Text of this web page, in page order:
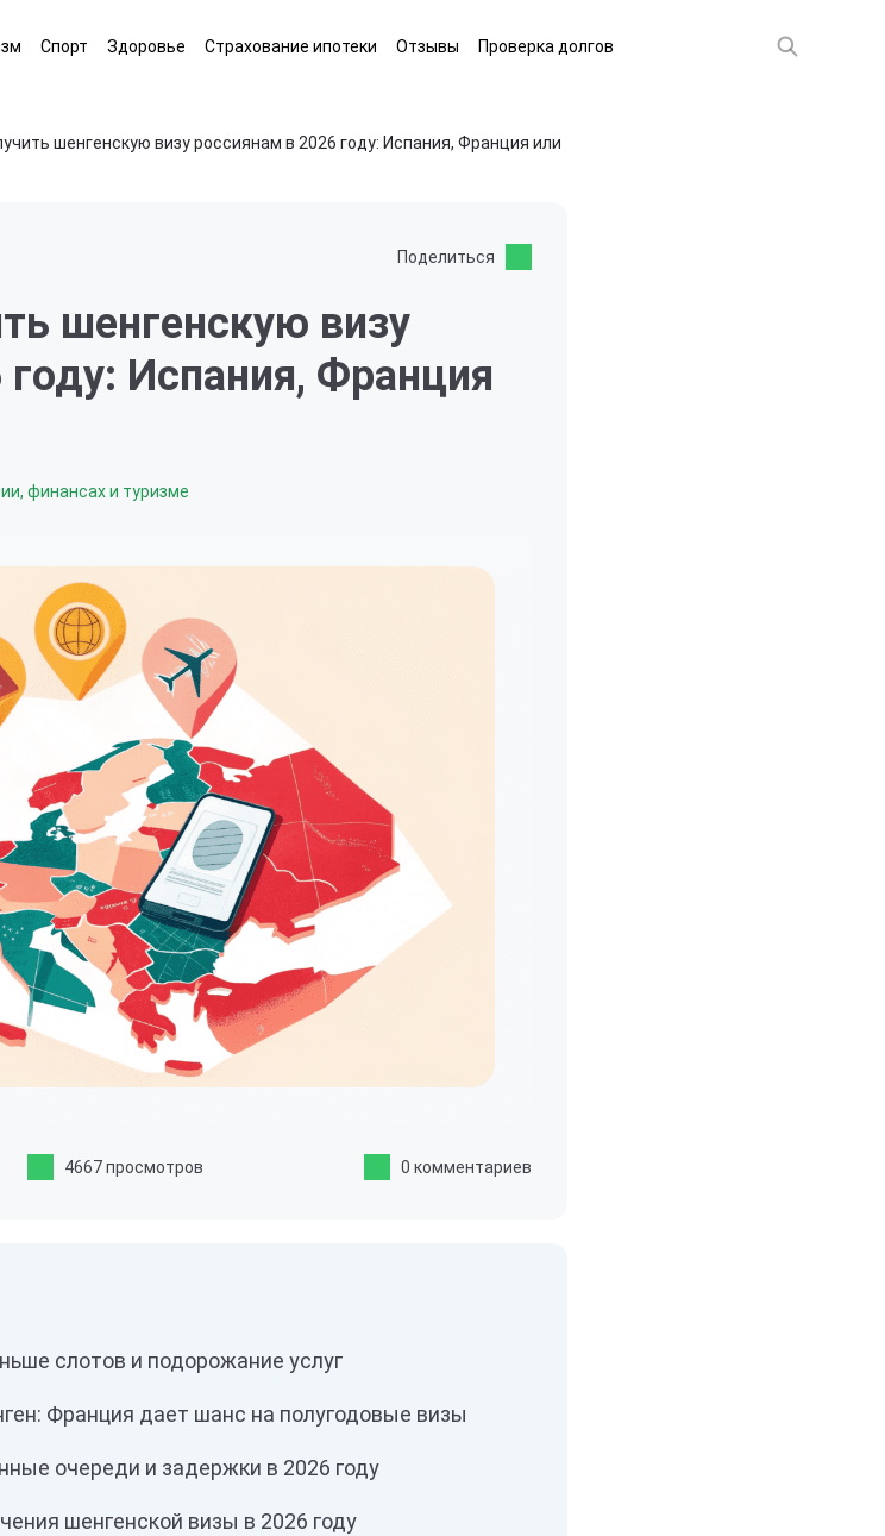
Спорт Здоровье Страхование ипотеки Отзывы Проверка долгов
шенгенскую визу россиянам в 2026 году: Испания, Франция или
Поделиться
шенгенскую визу
Испания, Франция
финансах и туризме
4667 просмотров 0 комментариев
слотов и подорожание услуг
Франция дает шанс на полугодовые визы
очереди и задержки в 2026 году
шенгенской визы в 2026 году